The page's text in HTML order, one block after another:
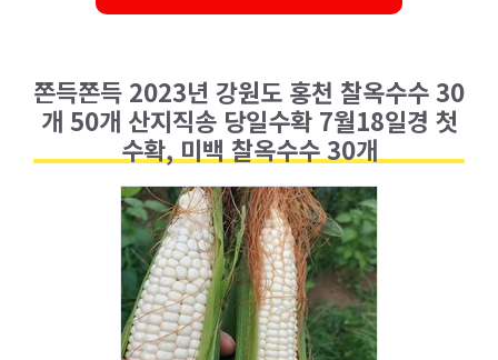
쫀득쫀득 2023년 강원도 홍천 찰옥수수 30
개 50개 산지직송 당일수확 7월18일경 첫
수확, 미백 찰옥수수 30개